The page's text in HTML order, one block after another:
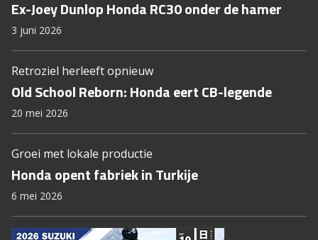
Ex-Joey Dunlop Honda RC30 onder de hamer
3 juni 2026
Retroziel herleeft opnieuw
Old School Reborn: Honda eert CB-legende
20 mei 2026
Groei met lokale productie
Honda opent fabriek in Turkije
6 mei 2026